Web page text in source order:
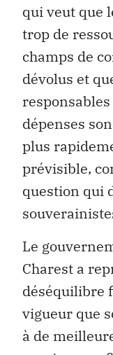
qui veut que
trop de
champs de
dévolus et
dépenses
plus
prévisible,
question qui
Le
Charest a
déséquilibre
vigueur que
à de